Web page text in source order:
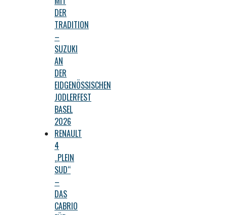
DER
TRADITION
–
SUZUKI
AN
DER
EIDGENÖSSISCHEN
JODLERFEST
BASEL
2026
RENAULT
4
„PLEIN
SUD“
–
DAS
CABRIO